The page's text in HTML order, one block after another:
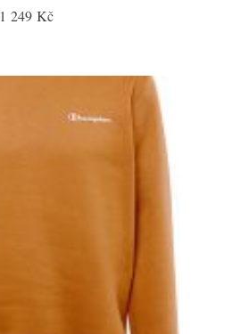
1 249 Kč